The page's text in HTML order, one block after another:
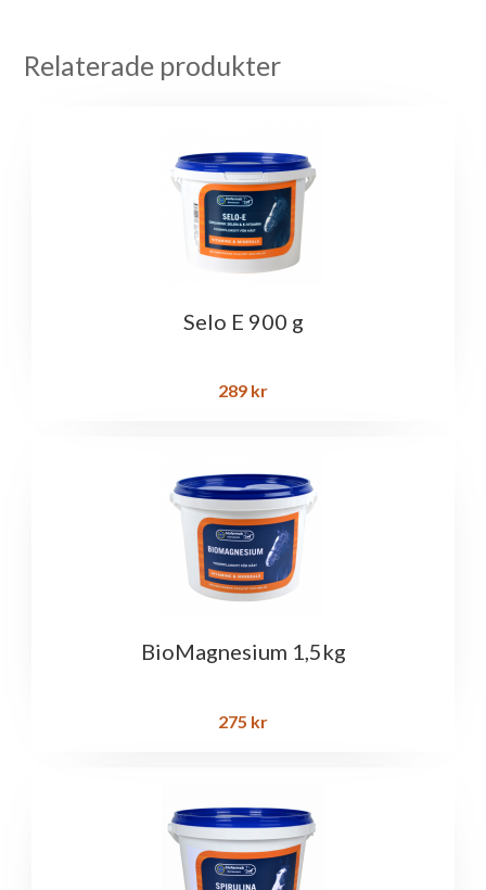
Relaterade produkter
Selo E 900 g
289 kr
BioMagnesium 1,5kg
275 kr